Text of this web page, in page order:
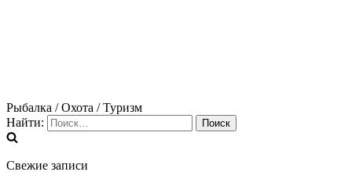
Рыбалка / Охота / Туризм
Найти:
Свежие записи